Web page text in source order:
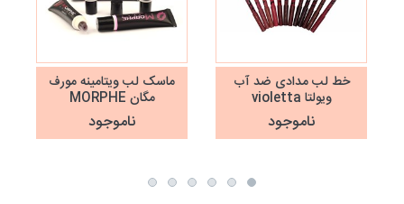
خط لب مدادی ضد آب
ویولتا violetta
ناموجود
ماسک لب ویتامینه مورف
مگان MORPHE
ناموجود